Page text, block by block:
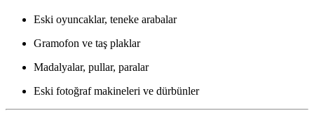
Eski oyuncaklar, teneke arabalar
Gramofon ve taş plaklar
Madalyalar, pullar, paralar
Eski fotoğraf makineleri ve dürbünler